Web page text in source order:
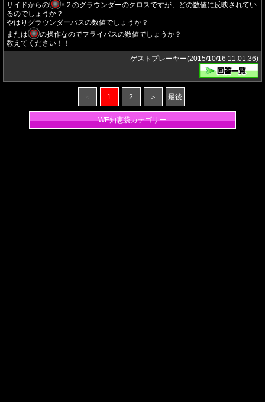
サイドからの
×２のグラウンダーのクロスですが、どの数値に反映されてい
るのでしょうか？
やはりグラウンダーパスの数値でしょうか？
または
の操作なのでフライパスの数値でしょうか？
教えてください！！
ゲストプレーヤー(2015/10/16 11:01:36)
1 2 ＞ 最後
WE知恵袋カテゴリー